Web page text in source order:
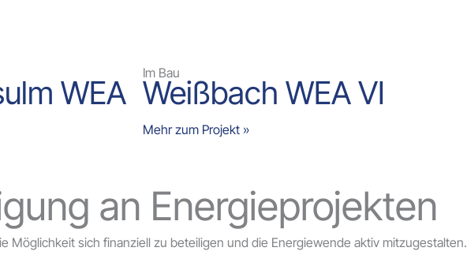
WEA
Im Bau
Weißbach WEA VI
Mehr zum Projekt »
an Energieprojekten
Möglichkeit sich finanziell zu beteiligen und die Energiewende aktiv mitzugestalten.